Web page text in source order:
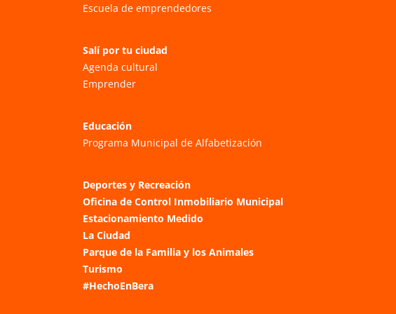
Escuela de emprendedores
Salí por tu ciudad
Agenda cultural
Emprender
Educación
Programa Municipal de Alfabetización
Deportes y Recreación
Oficina de Control Inmobiliario Municipal
Estacionamiento Medido
La Ciudad
Parque de la Familia y los Animales
Turismo
#HechoEnBera